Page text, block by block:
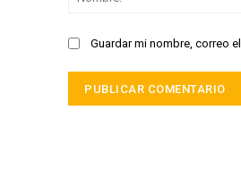
Guardar mi nombre, correo